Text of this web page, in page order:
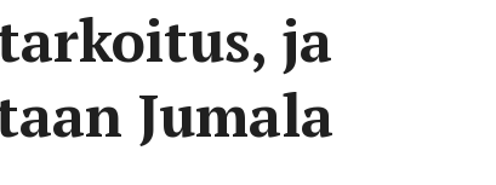
ja
Jumala